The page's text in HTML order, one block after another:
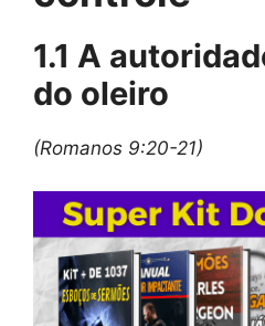
1.1 A
do oleiro
(Romanos 9:20-21)